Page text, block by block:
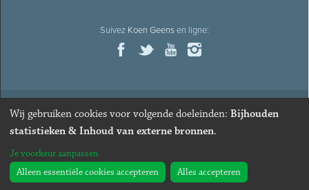
Suivez Koen Geensen ligne:
© 2026Ancien ministre et député honoraire
Webdesign & développement par Zenjoy de Louvain
Wij gebruiken cookies voor volgende doeleinden: Bijhouden
statistieken & Inhoud van externe bronnen.
Je voorkeur aanpassen
Alleen essentiële cookies accepteren
Alles accepteren